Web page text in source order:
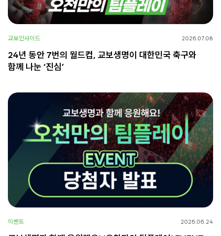
교보인사이드 2026.07.08
24년 동안 7번의 월드컵, 교보생명이 대한민국 축구와
함께 나눈 ‘진심’
이벤트 2026.06.24